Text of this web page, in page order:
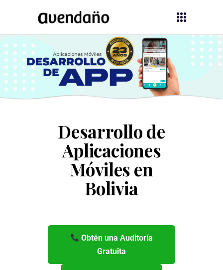
Desarrollo de
Aplicaciones
Móviles en
Bolivia
Obtén una Auditoría
Gratuita